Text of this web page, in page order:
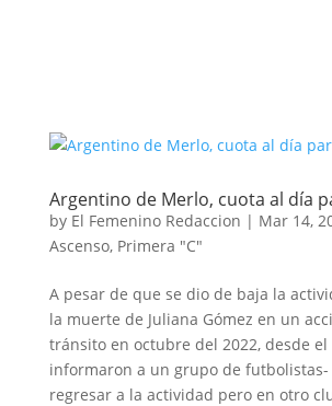
Argentino de Merlo, cuota al día
by El Femenino Redaccion | Mar 14,
Ascenso, Primera "C"
A pesar de que se dio de baja la
la muerte de Juliana Gómez en un
tránsito en octubre del 2022, desde el
informaron a un grupo de
regresar a la actividad pero en otro